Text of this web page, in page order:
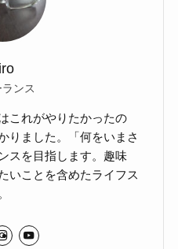
ンス
これがやりたかったの
りました。「何をいまさ
スを目指します。趣味
いことを含めたライフス